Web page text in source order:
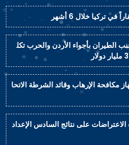
الطيران بأجواء الأردن والحرب تكل
مكافحة الإرهاب وقائد الشرطة الاتحا
على نتائج السادس الإعداد